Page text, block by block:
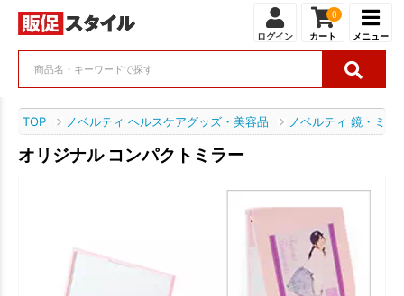
ログイン
0
カート メニュー
TOP ノベルティ ヘルスケアグッズ・美容品 ノベルティ 鏡・ミラ
オリジナル コンパクトミラー